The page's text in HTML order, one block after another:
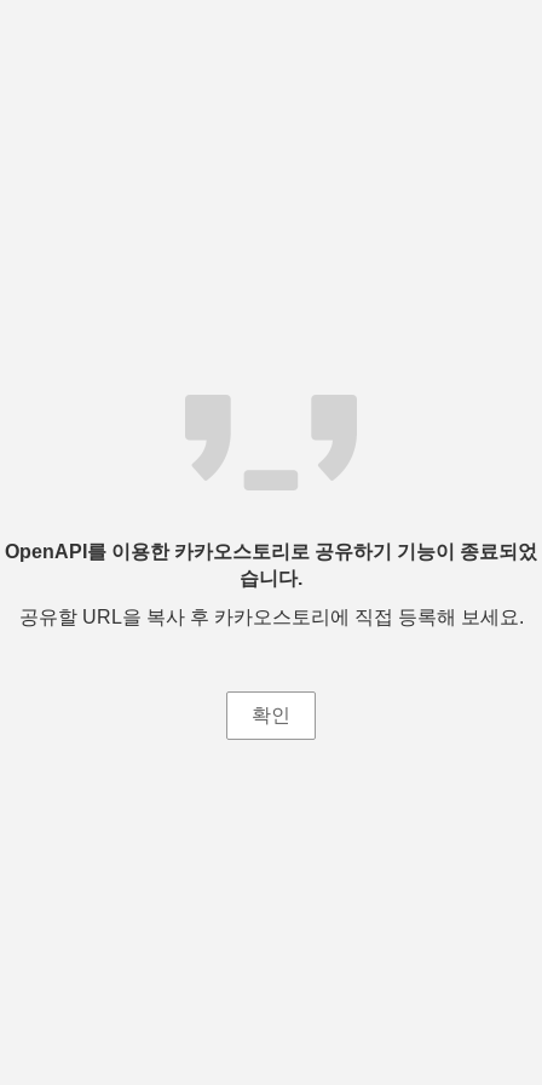
OpenAPI를 이용한 카카오스토리로 공유하기 기능이 종료되었
습니다.
공유할 URL을 복사 후 카카오스토리에 직접 등록해 보세요.
확인